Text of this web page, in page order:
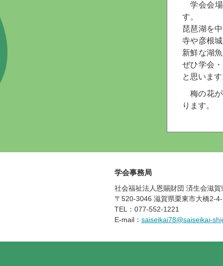
学会会
す。
琵琶湖を
寺や彦根
新鮮な湖
ぜひ学会
と思いま
梅の花
ります。
学会事務局
社会福祉法人恩賜財団 済生会滋
〒520-3046 滋賀県栗東市大橋2-
TEL：077-552-1221
E-mail： saiseikai78@saiseikai-